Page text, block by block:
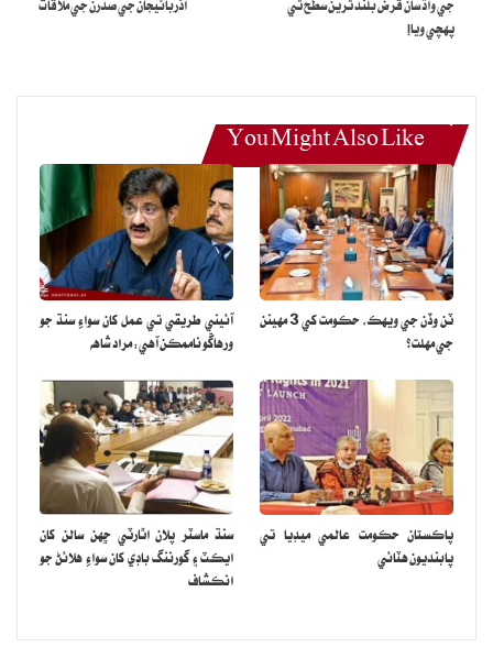
جي واڌ سان قرض بلند ترين سطح تي
پهچي ويا!
آذربائيجان جي صدرن جي ملاقات
You Might Also Like
ٽن وڏن جي ويهڪ، حڪومت کي 3 مهينن
جي مهلت؟
آئيني طريقي تي عمل کان سواءِ سنڌ جو
ورهاڱو ناممڪن آهي: مراد شاهه
پاڪستان حڪومت عالمي ميڊيا تي
پابنديون هٽائي
سنڌ ماسٽر پلان اٿارٽي ڇهن سالن کان
ايڪٽ ۽ گورننگ باڊي کان سواءِ هلائڻ جو
انڪشاف